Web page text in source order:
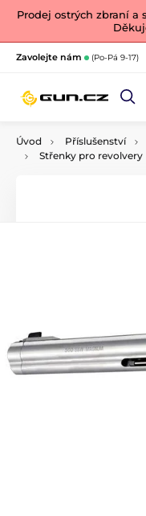
Prodej ostrých zbraní a
Zavolejte nám (Po-Pá 9-17)
Úvod Příslušenství
Střenky pro revolvery